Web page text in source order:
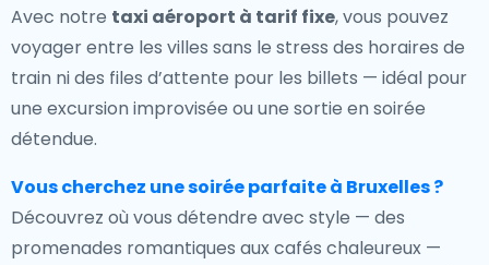
Avec notre taxi aéroport à tarif fixe, vous pouvez
voyager entre les villes sans le stress des horaires de
train ni des files d’attente pour les billets — idéal pour
une excursion improvisée ou une sortie en soirée
détendue.
Vous cherchez une soirée parfaite à Bruxelles ?
Découvrez où vous détendre avec style — des
promenades romantiques aux cafés chaleureux —